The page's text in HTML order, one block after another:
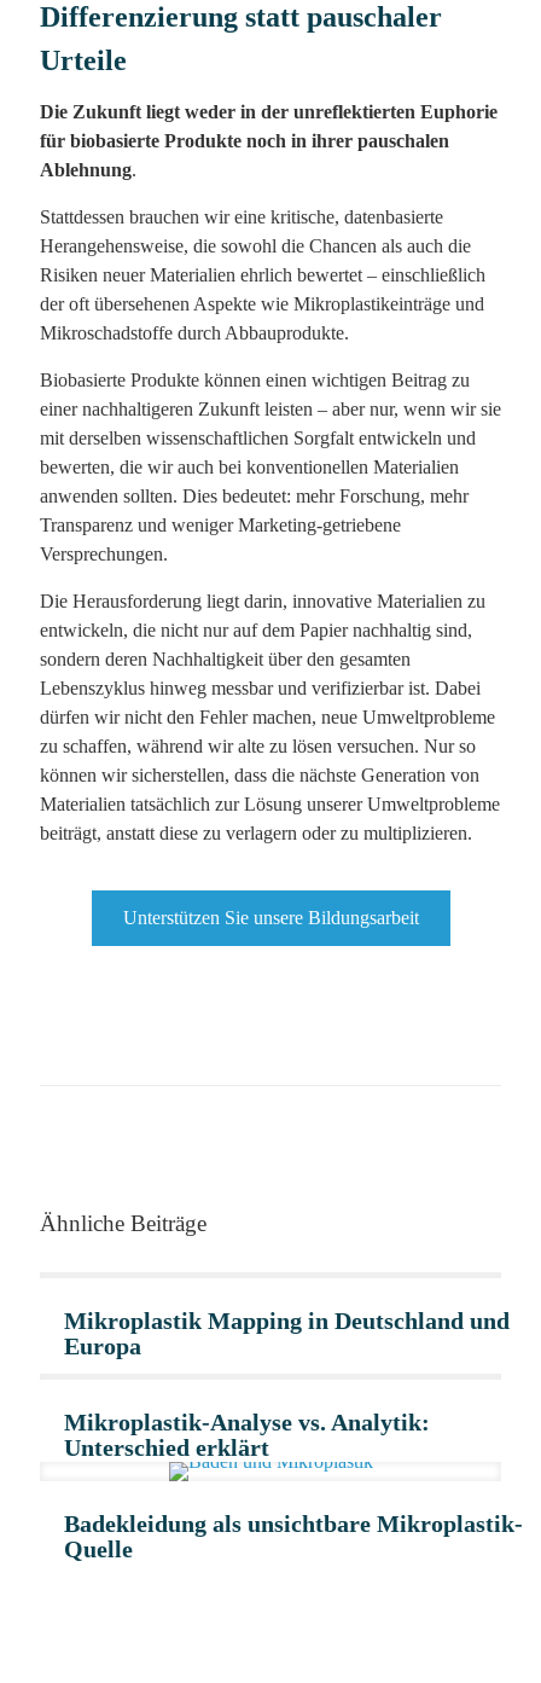
Differenzierung statt pauschaler
Urteile
Die Zukunft liegt weder in der unreflektierten Euphorie
für biobasierte Produkte noch in ihrer pauschalen
Ablehnung.
Stattdessen brauchen wir eine kritische, datenbasierte
Herangehensweise, die sowohl die Chancen als auch die
Risiken neuer Materialien ehrlich bewertet – einschließlich
der oft übersehenen Aspekte wie Mikroplastikeinträge und
Mikroschadstoffe durch Abbauprodukte.
Biobasierte Produkte können einen wichtigen Beitrag zu
einer nachhaltigeren Zukunft leisten – aber nur, wenn wir sie
mit derselben wissenschaftlichen Sorgfalt entwickeln und
bewerten, die wir auch bei konventionellen Materialien
anwenden sollten. Dies bedeutet: mehr Forschung, mehr
Transparenz und weniger Marketing-getriebene
Versprechungen.
Die Herausforderung liegt darin, innovative Materialien zu
entwickeln, die nicht nur auf dem Papier nachhaltig sind,
sondern deren Nachhaltigkeit über den gesamten
Lebenszyklus hinweg messbar und verifizierbar ist. Dabei
dürfen wir nicht den Fehler machen, neue Umweltprobleme
zu schaffen, während wir alte zu lösen versuchen. Nur so
können wir sicherstellen, dass die nächste Generation von
Materialien tatsächlich zur Lösung unserer Umweltprobleme
beiträgt, anstatt diese zu verlagern oder zu multiplizieren.
Unterstützen Sie unsere Bildungsarbeit
Ähnliche Beiträge
Mikroplastik Mapping in Deutschland und
Europa
Mikroplastik-Analyse vs. Analytik:
Unterschied erklärt
Badekleidung als unsichtbare Mikroplastik-
Quelle